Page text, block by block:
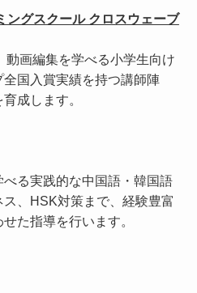
ングスクール クロスウェーブ
画編集を学べる小学生向け
国入賞実績を持つ講師陣
成します。
る実践的な中国語・韓国語
、HSK対策まで、経験豊富
た指導を行います。